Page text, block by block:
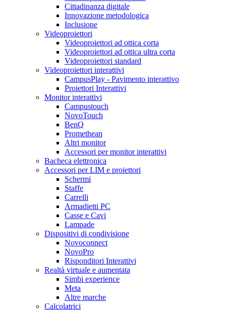
Cittadinanza digitale
Innovazione metodologica
Inclusione
Videoproiettori
Videoproiettori ad ottica corta
Videoproiettori ad ottica ultra corta
Videoproiettori standard
Videoproiettori interattivi
CampusPlay - Pavimento interattivo
Proiettori Interattivi
Monitor interattivi
Campustouch
NovoTouch
BenQ
Promethean
Altri monitor
Accessori per monitor interattivi
Bacheca elettronica
Accessori per LIM e proiettori
Schermi
Staffe
Carrelli
Armadietti PC
Casse e Cavi
Lampade
Dispositivi di condivisione
Novoconnect
NovoPro
Risponditori Interattivi
Realtà virtuale e aumentata
Simbi experience
Meta
Altre marche
Calcolatrici